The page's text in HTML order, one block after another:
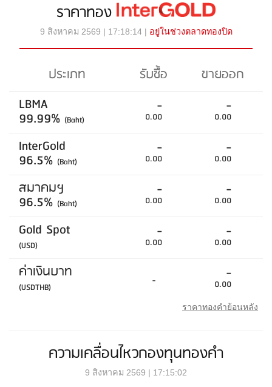
ราคาทอง
9 สิงหาคม 2569 | 17:18:14 | อยู่ในช่วงตลาดทองปิด
ประเภท รับซื้อ
ขายออก
LBMA
99.99% (Baht)
-
0.00
-
0.00
InterGold
96.5% (Baht)
-
0.00
-
0.00
สมาคมฯ
96.5% (Baht)
-
0.00
-
0.00
Gold Spot
(USD)
-
0.00
-
0.00
ค่าเงินบาท
(USDTHB) - -
0.00
ราคาทองคำย้อนหลัง
ความเคลื่อนไหวกองทุนทองคำ
9 สิงหาคม 2569 | 17:15:02